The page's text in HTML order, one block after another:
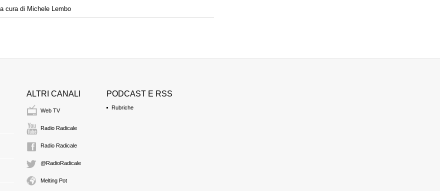
cura di Michele Lembo
ALTRI CANALI
Web TV
Radio Radicale
Radio Radicale
@RadioRadicale
Melting Pot
PODCAST E RSS
Rubriche